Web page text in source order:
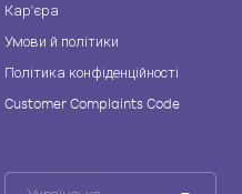
Кар'єра
Умови й політики
Політика конфіденційності
Customer Complaints Code